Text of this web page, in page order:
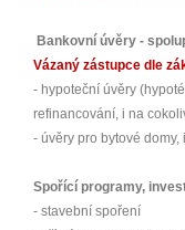
Bankovní úvěry -
Vázaný zástupce dle
- hypoteční úvěry
refinancování, i na
- úvěry pro bytové
Spořící programy,
- stavební spoření